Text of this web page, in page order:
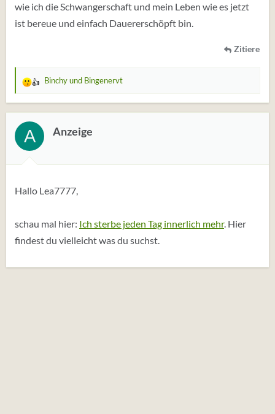
wie ich die Schwangerschaft und mein Leben wie es jetzt
ist bereue und einfach Dauererschöpft bin.
Zitiere
W
r
t
u
n
n
Binchyund Bingenervt
A Anzeige
Hallo Lea7777,
schau mal hier: Ich sterbe jeden Tag innerlich mehr. Hier
findest du vielleicht was du suchst.